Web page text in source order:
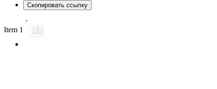
Скопировать ссылку
Item 1 of 3